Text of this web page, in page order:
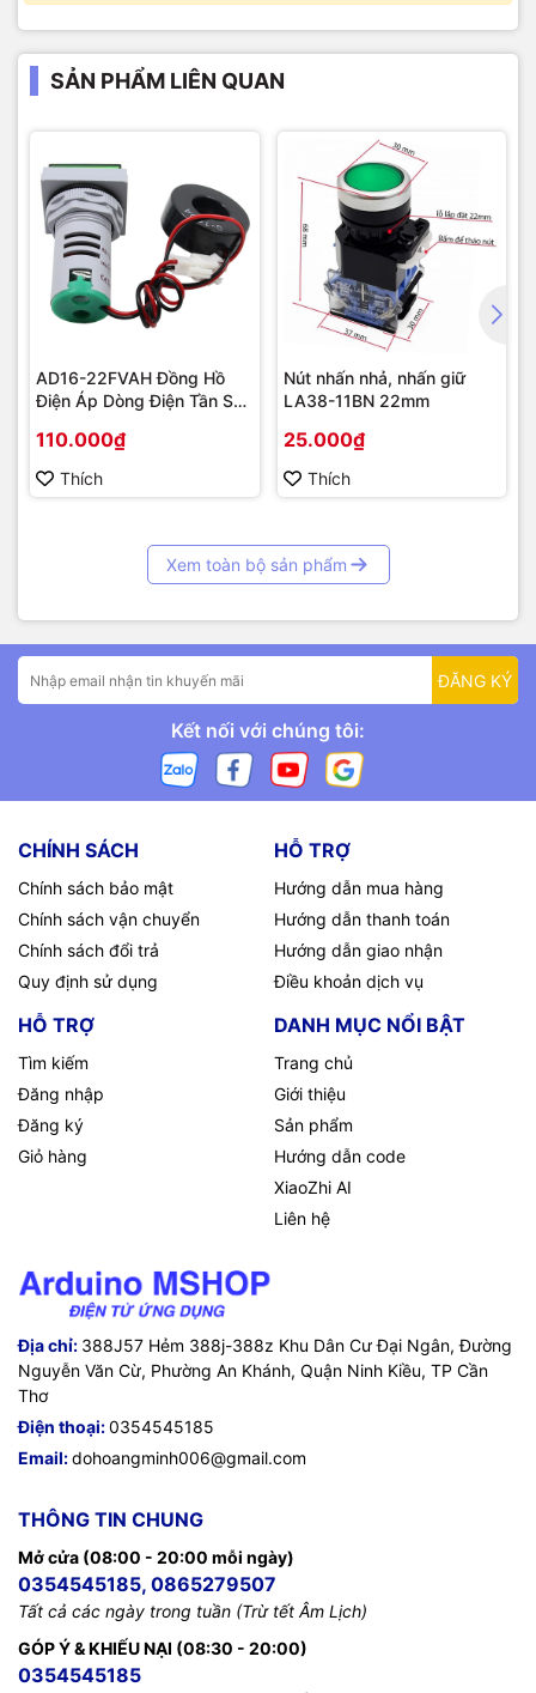
SẢN PHẨM LIÊN QUAN
AD16-22FVAH Đồng Hồ
Điện Áp Dòng Điện Tần Số
110.000₫
Thích
Nút nhấn nhả, nhấn giữ
LA38-11BN 22mm
25.000₫
Thích
Xem toàn bộ sản phẩm
ĐĂNG KÝ
Kết nối với chúng tôi:
CHÍNH SÁCH
Chính sách bảo mật
Chính sách vận chuyển
Chính sách đổi trả
Quy định sử dụng
HỖ TRỢ
Hướng dẫn mua hàng
Hướng dẫn thanh toán
Hướng dẫn giao nhận
Điều khoản dịch vụ
HỖ TRỢ
Tìm kiếm
Đăng nhập
Đăng ký
Giỏ hàng
DANH MỤC NỔI BẬT
Trang chủ
Giới thiệu
Sản phẩm
Hướng dẫn code
XiaoZhi AI
Liên hệ
Địa chỉ: 388J57 Hẻm 388j-388z Khu Dân Cư Đại Ngân, Đường
Nguyễn Văn Cừ, Phường An Khánh, Quận Ninh Kiều, TP Cần
Thơ
Điện thoại:0354545185
Email:dohoangminh006@gmail.com
THÔNG TIN CHUNG
Mở cửa (08:00 - 20:00 mỗi ngày)
0354545185, 0865279507
Tất cả các ngày trong tuần (Trừ tết Âm Lịch)
GÓP Ý & KHIẾU NẠI (08:30 - 20:00)
0354545185